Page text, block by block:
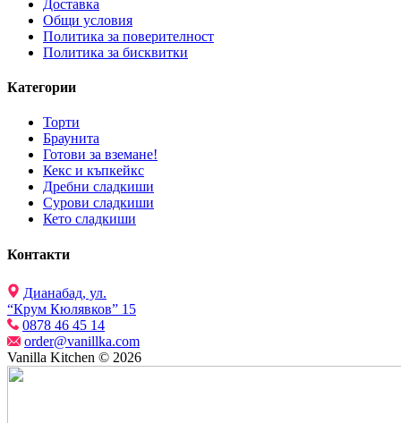
Доставка
Общи условия
Политика за поверителност
Политика за бисквитки
Категории
Торти
Браунита
Готови за вземане!
Кекс и къпкейкс
Дребни сладкиши
Сурови сладкиши
Кето сладкиши
Контакти
Дианабад, ул.
“Крум Кюлявков” 15
0878 46 45 14
order@vanillka.com
Vanilla Kitchen © 2026